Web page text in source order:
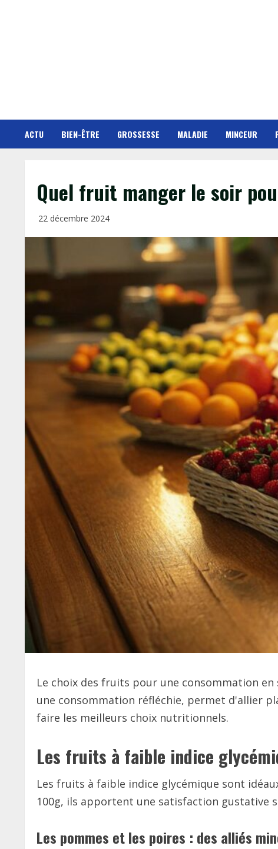
ACTU BIEN-ÊTRE GROSSESSE MALADIE MINCEUR
Quel fruit manger le soir
22 décembre 2024
Le choix des fruits pour une consommation
une consommation réfléchie, permet d'allier
faire les meilleurs choix nutritionnels.
Les fruits à faible indice
Les fruits à faible indice glycémique sont
100g, ils apportent une satisfaction gustative
Les pommes et les poires : des alliés